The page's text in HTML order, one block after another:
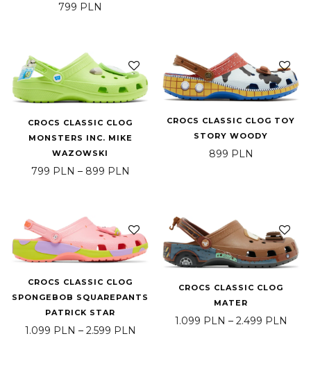
799 PLN
CROCS CLASSIC CLOG
MONSTERS INC. MIKE
WAZOWSKI
799 PLN – 899 PLN
CROCS CLASSIC CLOG TOY
STORY WOODY
899 PLN
CROCS CLASSIC CLOG
SPONGEBOB SQUAREPANTS
PATRICK STAR
1.099 PLN – 2.599 PLN
CROCS CLASSIC CLOG
MATER
1.099 PLN – 2.499 PLN